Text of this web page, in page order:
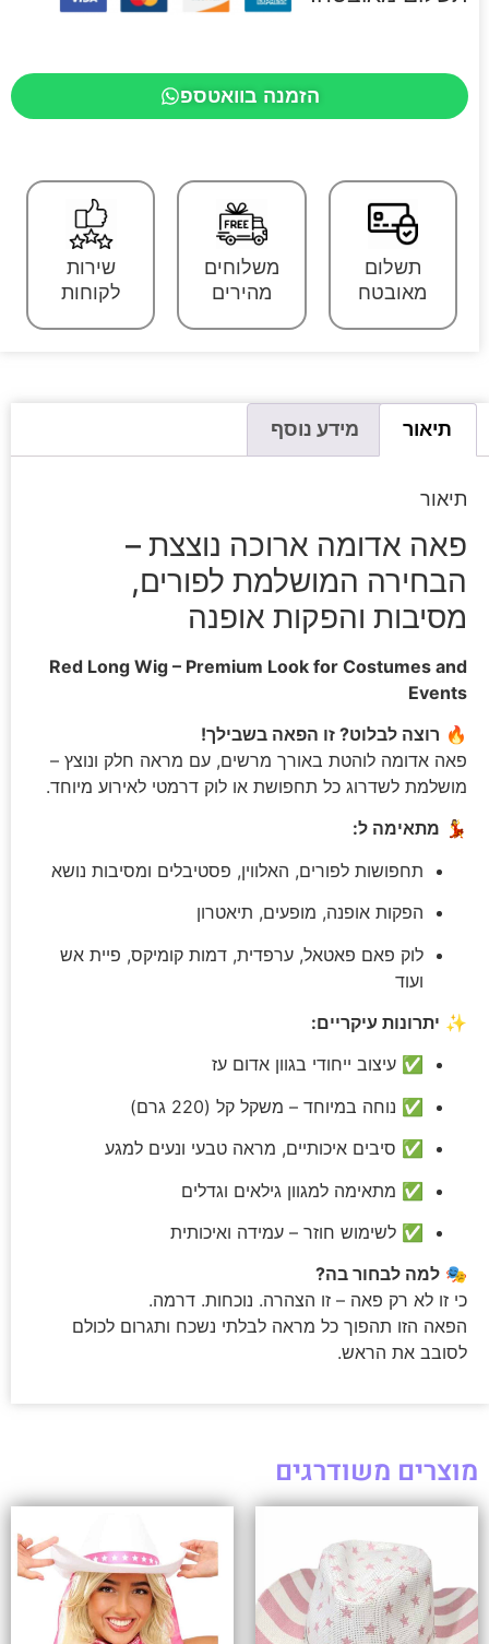
הזמנה בוואטספ
תשלום
מאובטח
משלוחים
מהירים
שירות
לקוחות
תיאור מידע נוסף
תיאור
פאה אדומה ארוכה נוצצת –
הבחירה המושלמת לפורים,
מסיבות והפקות אופנה
Red Long Wig – Premium Look for Costumes and
Events
🔥 רוצה לבלוט? זו הפאה בשבילך!
פאה אדומה לוהטת באורך מרשים, עם מראה חלק ונוצץ –
מושלמת לשדרוג כל תחפושת או לוק דרמטי לאירוע מיוחד.
💃 מתאימה ל:
תחפושות לפורים, האלווין, פסטיבלים ומסיבות נושא
הפקות אופנה, מופעים, תיאטרון
לוק פאם פאטאל, ערפדית, דמות קומיקס, פיית אש
ועוד
✨ יתרונות עיקריים:
✅ עיצוב ייחודי בגוון אדום עז
✅ נוחה במיוחד – משקל קל (220 גרם)
✅ סיבים איכותיים, מראה טבעי ונעים למגע
✅ מתאימה למגוון גילאים וגדלים
✅ לשימוש חוזר – עמידה ואיכותית
🎭 למה לבחור בה?
כי זו לא רק פאה – זו הצהרה. נוכחות. דרמה.
הפאה הזו תהפוך כל מראה לבלתי נשכח ותגרום לכולם
לסובב את הראש.
מוצרים משודרגים